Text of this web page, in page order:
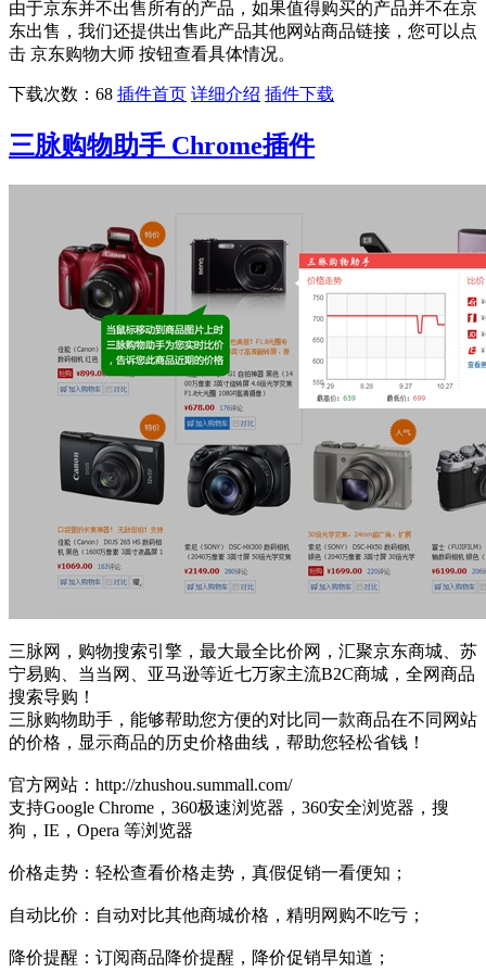
由于京东并不出售所有的产品，如果值得购买的产品并不在京
东出售，我们还提供出售此产品其他网站商品链接，您可以点
击 京东购物大师 按钮查看具体情况。
下载次数：68 插件首页 详细介绍 插件下载
三脉购物助手 Chrome插件
三脉网，购物搜索引擎，最大最全比价网，汇聚京东商城、苏
宁易购、当当网、亚马逊等近七万家主流B2C商城，全网商品
搜索导购！
三脉购物助手，能够帮助您方便的对比同一款商品在不同网站
的价格，显示商品的历史价格曲线，帮助您轻松省钱！
官方网站：http://zhushou.summall.com/
支持Google Chrome，360极速浏览器，360安全浏览器，搜
狗，IE，Opera 等浏览器
价格走势：轻松查看价格走势，真假促销一看便知；
自动比价：自动对比其他商城价格，精明网购不吃亏；
降价提醒：订阅商品降价提醒，降价促销早知道；